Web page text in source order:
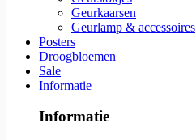
Geurkaarsen
Geurlamp & accessoires
Posters
Droogbloemen
Sale
Informatie
Informatie